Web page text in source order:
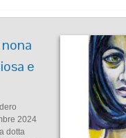
e
2024
dotta